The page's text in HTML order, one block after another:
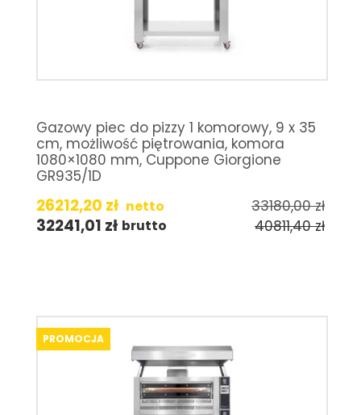
Gazowy piec do pizzy 1 komorowy, 9 x 35
cm, możliwość piętrowania, komora
1080×1080 mm, Cuppone Giorgione
GR935/1D
26212,20 zł netto 33180,00zł
32241,01 zł brutto 40811,40zł
PROMOCJA